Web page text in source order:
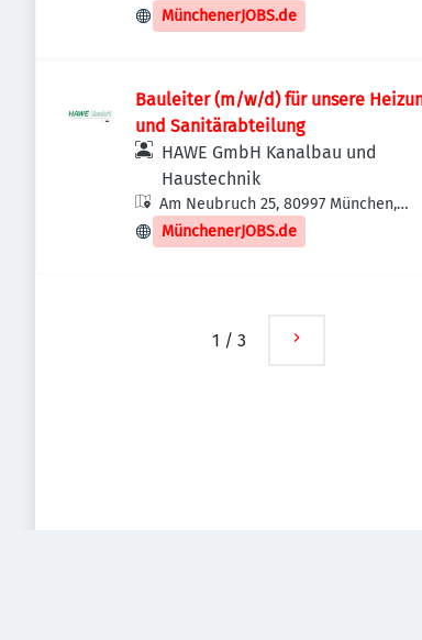
Deutschland
MünchenerJOBS.de
Bauleiter (m/w/d) für unsere
und Sanitärabteilung
HAWE GmbH Kanalbau und
Haustechnik
Am Neubruch 25, 80997 München,
Deutschland
MünchenerJOBS.de
1 / 3